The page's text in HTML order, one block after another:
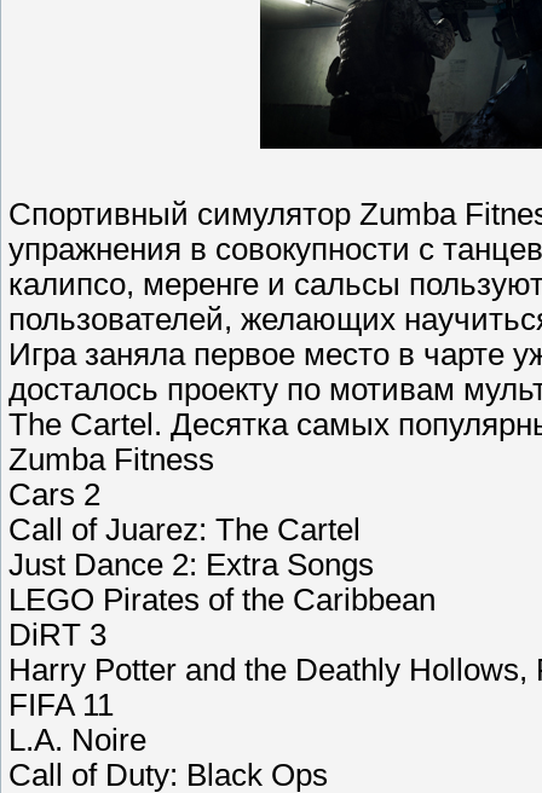
Спортивный симулятор Zumba
упражнения в совокупности с
калипсо, меренге и сальсы
пользователей, желающих
Игра заняла первое место в чарте
досталось проекту по мотивам
The Cartel. Десятка самых
Zumba Fitness
Cars 2
Call of Juarez: The Cartel
Just Dance 2: Extra Songs
LEGO Pirates of the Caribbean
DiRT 3
Harry Potter and the Deathly Hollows,
FIFA 11
L.A. Noire
Call of Duty: Black Ops